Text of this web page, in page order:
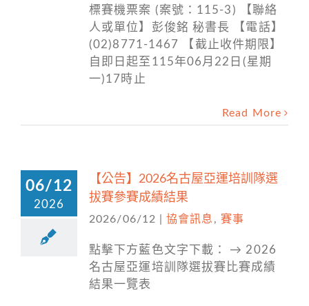
標賽機票案 (案號：115-3) 【聯絡
人或單位】彭俊銘 秘書長 【電話】
(02)8771-1467 【截止收件期限】
自即日起至115年06月22日(星期
一)17時止
Read More
06/12
2026
【公告】2026名古屋亞運培訓隊選
拔賽參賽成績結果
2026/06/12 協會訊息 , 賽事
點擊下方藍色文字下載： → 2026
名古屋亞運培訓隊選拔賽比賽成績
結果一覽表